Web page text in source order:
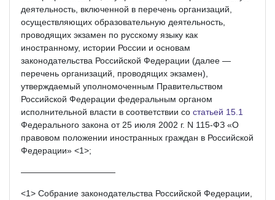
деятельность, включенной в перечень организаций,
осуществляющих образовательную деятельность,
проводящих экзамен по русскому языку как
иностранному, истории России и основам
законодательства Российской Федерации (далее —
перечень организаций, проводящих экзамен),
утверждаемый уполномоченным Правительством
Российской Федерации федеральным органом
исполнительной власти в соответствии со статьей 15.1
Федерального закона от 25 июля 2002 г. N 115-ФЗ «О
правовом положении иностранных граждан в Российской
Федерации» <1>;
———————————
<1> Собрание законодательства Российской Федерации,